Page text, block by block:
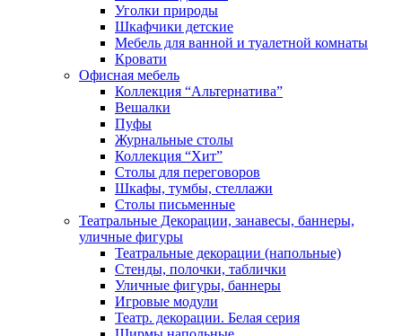
Уголки природы
Шкафчики детские
Мебель для ванной и туалетной комнаты
Кровати
Офисная мебель
Коллекция “Альтернатива”
Вешалки
Пуфы
Журнальные столы
Коллекция “Хит”
Столы для переговоров
Шкафы, тумбы, стеллажи
Столы письменные
Театральные Декорации, занавесы, баннеры,
уличные фигуры
Театральные декорации (напольные)
Стенды, полочки, таблички
Уличные фигуры, баннеры
Игровые модули
Театр. декорации. Белая серия